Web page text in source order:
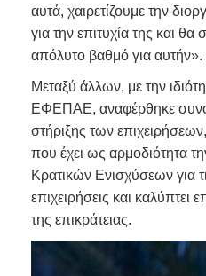
αυτά, χαιρετίζουμε την
για την επιτυχία της και
απόλυτο βαθμό για αυτήν».
Μεταξύ άλλων, με την
ΕΦΕΠΑΕ, αναφέρθηκε
στήριξης των
που έχει ως αρμοδιότητα
Κρατικών Ενισχύσεων για
επιχειρήσεις και καλύπτει
της επικράτειας.